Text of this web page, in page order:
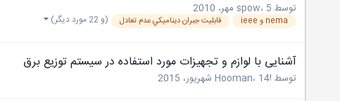
توسط spow، 5 مهر، 2010
nema و ieee قابليت جبران ديناميکي عدم تعادل (و 22 مورد دیگر)
آشنایی با لوازم و تجهیزات مورد استفاده در سیستم توزیع برق
توسط !Hooman ، 14 شهریور، 2015